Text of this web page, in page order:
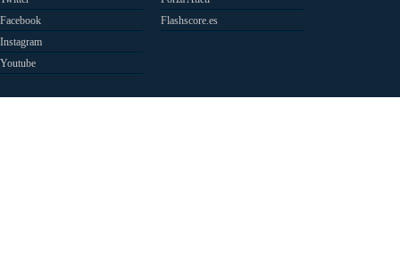
Facebook
Instagram
Youtube
Flashscore.es